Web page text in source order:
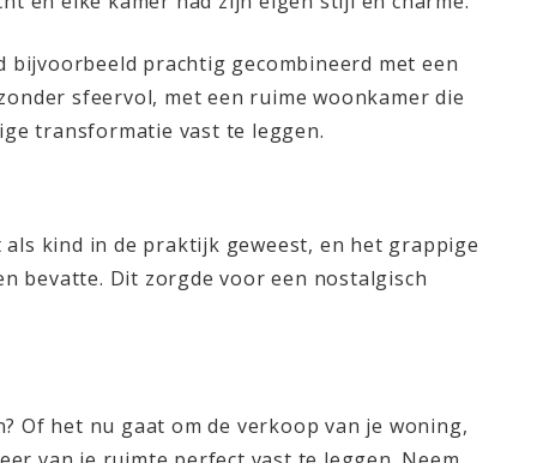
bijvoorbeeld prachtig gecombineerd met een
sfeervol, met een ruime woonkamer die
transformatie vast te leggen.
kind in de praktijk geweest, en het grappige
bevatte. Dit zorgde voor een nostalgisch
het nu gaat om de verkoop van je woning,